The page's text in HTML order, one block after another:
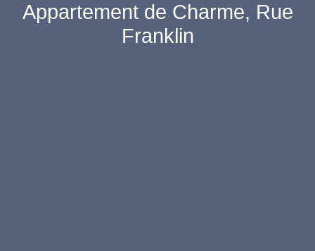
Appartement de Charme, Rue
Franklin